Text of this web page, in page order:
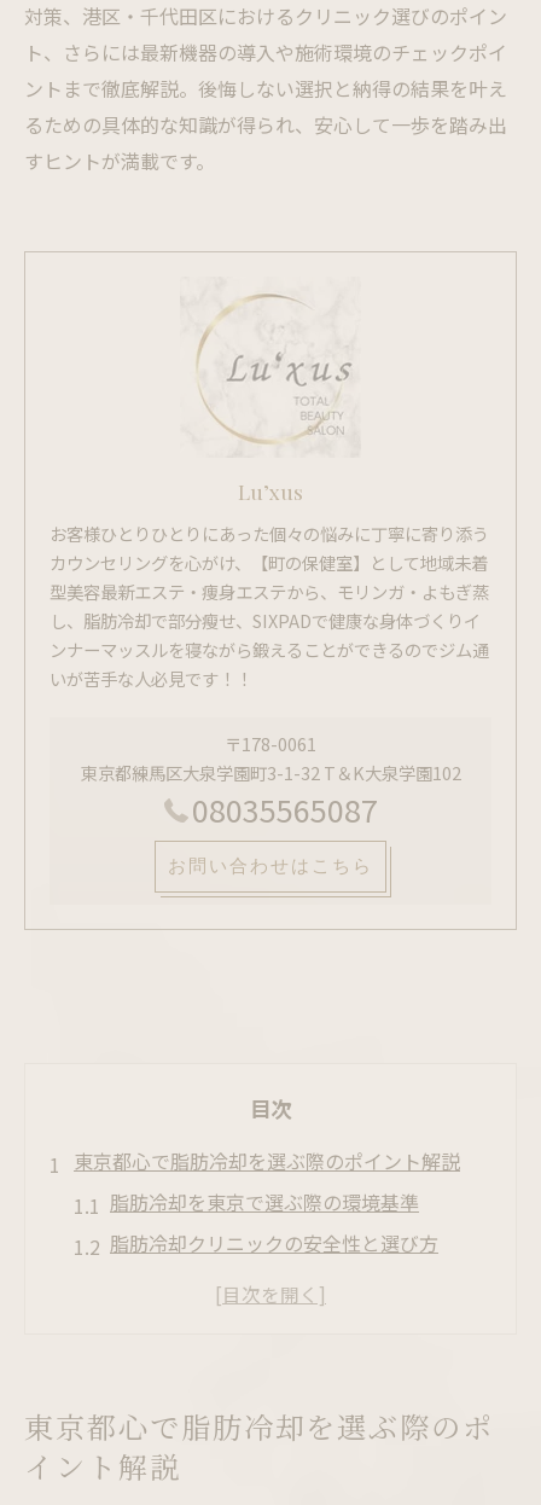
対策、港区・千代田区におけるクリニック選びのポイン
ト、さらには最新機器の導入や施術環境のチェックポイ
ントまで徹底解説。後悔しない選択と納得の結果を叶え
るための具体的な知識が得られ、安心して一歩を踏み出
すヒントが満載です。
Lu’xus
お客様ひとりひとりにあった個々の悩みに丁寧に寄り添う
カウンセリングを心がけ、【町の保健室】として地域未着
型美容最新エステ・痩身エステから、モリンガ・よもぎ蒸
し、脂肪冷却で部分瘦せ、SIXPADで健康な身体づくりイ
ンナーマッスルを寝ながら鍛えることができるのでジム通
いが苦手な人必見です！！
〒178-0061
東京都練馬区大泉学園町3-1-32 T＆K大泉学園102
08035565087
お問い合わせはこちら
目次
東京都心で脂肪冷却を選ぶ際のポイント解説
脂肪冷却を東京で選ぶ際の環境基準
脂肪冷却クリニックの安全性と選び方
脂肪冷却の対応部位と施術特徴を比較
脂肪冷却が注目される理由と効果を探る
脂肪冷却が注目される最新事情と効果
脂肪冷却で期待できる痩身効果の理由
東京都心で脂肪冷却を選ぶ際のポ
イント解説